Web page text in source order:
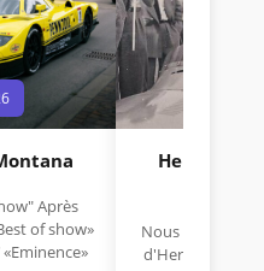
Après
of show»
Hermano
Nous avons
d'Hermano Da